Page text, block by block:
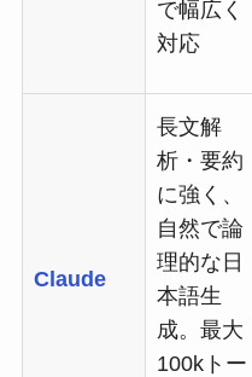
で幅広く
対応
Claude
長文解
析・要約
に強く、
自然で論
理的な日
本語生
成。最大
100kトー